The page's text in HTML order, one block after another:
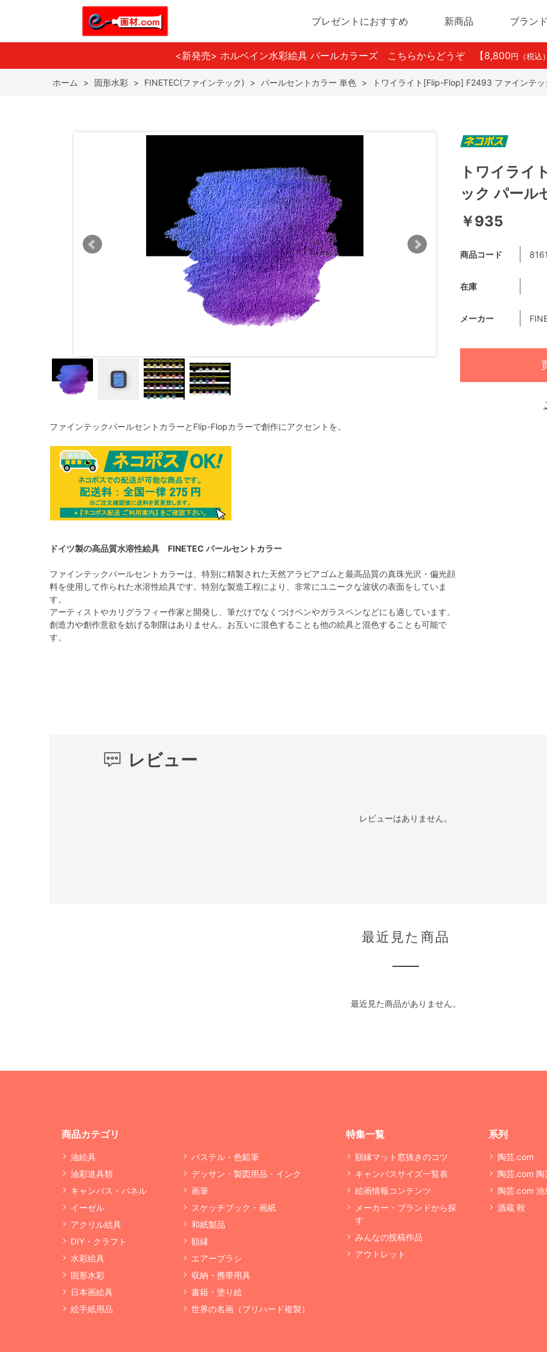
プレゼントにおすすめ 新商品 ブランド
<新発売> ホルベイン水彩絵具 パールカラーズ こちらからどうぞ 【8,800 円（税込）
ホーム > 固形水彩 > FINETEC(ファインテック) > パールセントカラー 単色 > トワイライト[Flip-Flop] F2493 ファインテ
ファインテックパールセントカラーとFlip-Flopカラーで創作にアクセントを。
ドイツ製の高品質水溶性絵具 FINETEC パールセントカラー
ファインテックパールセントカラーは、特別に精製された天然アラビアゴムと最高品質の真珠光沢・偏光顔
料を使用して作られた水溶性絵具です。特別な製造工程により、非常にユニークな波状の表面をしていま
す。
アーティストやカリグラフィー作家と開発し、筆だけでなくつけペンやガラスペンなどにも適しています。
創造力や創作意欲を妨げる制限はありません。お互いに混色することも他の絵具と混色することも可能で
す。
トワイライ
ック パール
￥935
商品コード
在庫
メーカー
レビュー
レビューはありません。
最近見た商品
最近見た商品がありません。
商品カテゴリ
油絵具
油彩道具類
キャンバス・パネル
イーゼル
アクリル絵具
DIY・クラフト
水彩絵具
固形水彩
日本画絵具
絵手紙用品
パステル・色鉛筆
デッサン・製図用品・インク
画筆
スケッチブック・画紙
和紙製品
額縁
エアーブラシ
収納・携帯用具
書籍・塗り絵
世界の名画（プリハード複製）
特集一覧
額縁マット窓抜きのコツ
キャンバスサイズ一覧表
絵画情報コンテンツ
メーカー・ブランドから探
す
みんなの投稿作品
アウトレット
系列
陶芸.com
陶芸.com 陶
陶芸.com 池
酒蔵 鞍